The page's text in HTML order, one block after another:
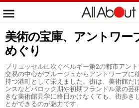
美術の宝庫、アントワー
めぐり
ブリュッセルに次ぐベルギー第2の都市アン
交易の中心がブルージュからアントワープに
持つ港町として栄えました。街は、美術館だ
ンスなどバロック期や初期フランドル派の芸
きな美術館見学に終日かけなくても、街歩き
とができるのが魅力です。